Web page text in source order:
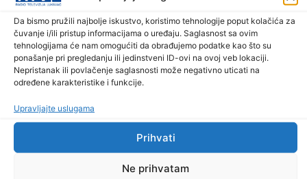
Da bismo pružili najbolje iskustvo, koristimo tehnologije poput kolačića za
čuvanje i/ili pristup informacijama o uređaju. Saglasnost sa ovim
tehnologijama će nam omogućiti da obrađujemo podatke kao što su
ponašanje pri pregledanju ili jedinstveni ID-ovi na ovoj veb lokaciji.
Nepristanak ili povlačenje saglasnosti može negativno uticati na
određene karakteristike i funkcije.
Upravljajte uslugama
Prihvati
Ne prihvatam